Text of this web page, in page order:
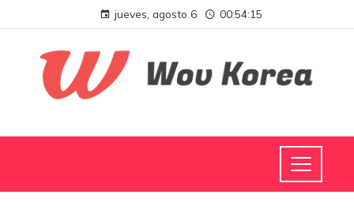
jueves, agosto 6 00:54:17